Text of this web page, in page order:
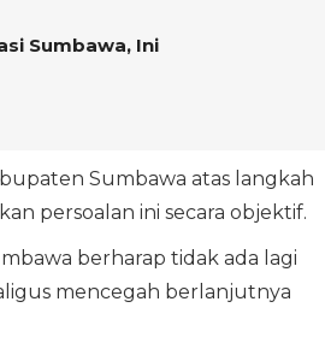
Sumbawa, Ini
Sumbawa atas langkah
persoalan ini secara objektif.
berharap tidak ada lagi
mencegah berlanjutnya